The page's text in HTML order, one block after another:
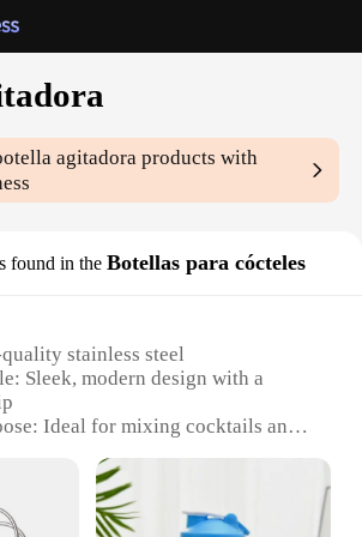
agitadora products with
found in the Botellas para cócteles
stainless steel
Sleek, modern design with a
Ideal for mixing cocktails and
Property: Durable and efficient,
shake every time
Comes with a built-in